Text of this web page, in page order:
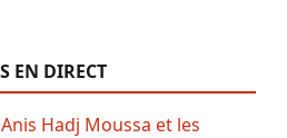
EN DIRECT
Hadj Moussa et les